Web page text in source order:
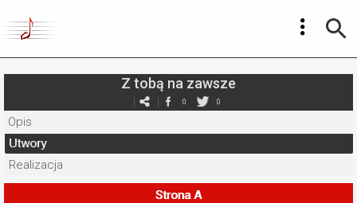
Z tobą na zawsze
0 0
Opis
Utwory
Realizacja
Strona A